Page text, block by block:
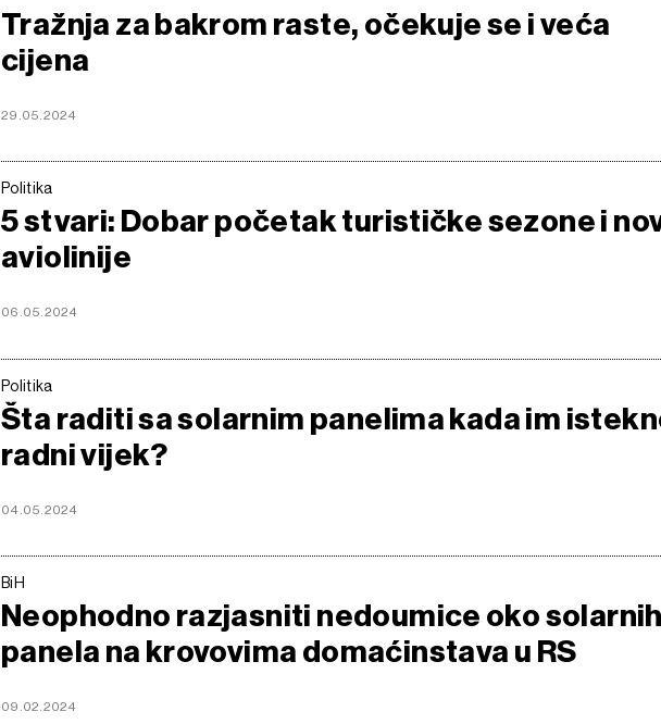
Tražnja za bakrom raste, očekuje se i veća
cijena
29.05.2024
Politika
5 stvari: Dobar početak turističke sezone i
aviolinije
06.05.2024
Politika
Šta raditi sa solarnim panelima kada im
radni vijek?
04.05.2024
BiH
Neophodno razjasniti nedoumice oko
panela na krovovima domaćinstava u RS
09.02.2024